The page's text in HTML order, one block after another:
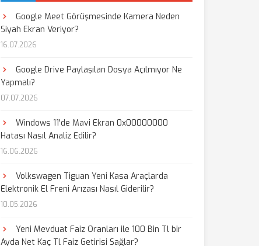
Google Meet Görüşmesinde Kamera Neden
Siyah Ekran Veriyor?
16.07.2026
Google Drive Paylaşılan Dosya Açılmıyor Ne
Yapmalı?
07.07.2026
Windows 11'de Mavi Ekran 0x00000000
Hatası Nasıl Analiz Edilir?
16.06.2026
Volkswagen Tiguan Yeni Kasa Araçlarda
Elektronik El Freni Arızası Nasıl Giderilir?
10.05.2026
Yeni Mevduat Faiz Oranları ile 100 Bin Tl bir
Ayda Net Kaç Tl Faiz Getirisi Sağlar?